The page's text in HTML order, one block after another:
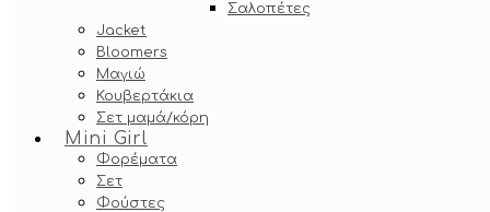
Σαλοπέτες
Jacket
Bloomers
Μαγιώ
Κουβερτάκια
Σετ μαμά/κόρη
Mini Girl
Φορέματα
Σετ
Φούστες